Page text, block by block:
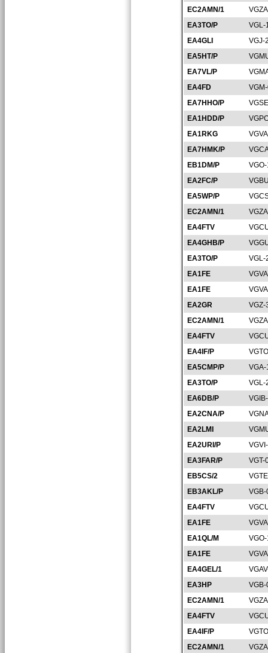
EC2AMN/1
EA3TO/P
VGL-
EA4GLI
VGJ-
EA5HT/P
EA7VL/P
EA4FD
EA7HHO/P
EA1HDD/P
EA1RKG
EA7HMK/P
EB1DM/P
EA2FC/P
EA5WP/P
EC2AMN/1
EA4FTV
EA4GHB/P
EA3TO/P
VGL-
EA1FE
EA1FE
EA2GR
VGZ-
EC2AMN/1
EA4FTV
EA4IF/P
EA5CMP/P
VGA-
EA3TO/P
VGL-
EA6DB/P
EA2CNA/P
EA2LMI
EA2URI/P
EA3FAR/P
VGT-
EB5CS/2
EB3AKL/P
EA4FTV
EA1FE
EA1QL/M
EA1FE
EA4GEL/1
EA3HP
EC2AMN/1
EA4FTV
EA4IF/P
EC2AMN/1